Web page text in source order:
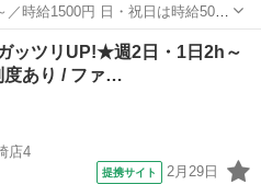
ー食堂 山田うどん食堂 八潮店
イト、パート ■未経験歓...
ッツリUP!★週2日・1日2h～
OK◎前払い制度あり / ファ…
店4
提携サイト 2月29日